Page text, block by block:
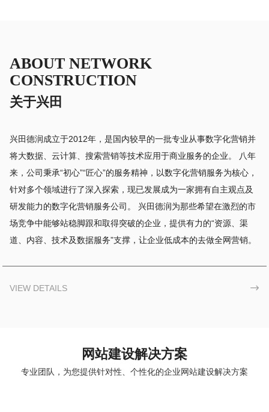
ABOUT NETWORK
CONSTRUCTION
关于兴田
兴田德润成立于2012年，是国内较早的一批专业从事数字化营销并
将大数据、云计算、搜索营销等技术应用于商业服务的企业。 八年
来，公司秉承“初心”“匠心”的服务精神，以数字化营销服务为核心，
针对多个领域进行了深入探索，现已发展成为一家拥有自主观点及
研发能力的数字化营销服务公司。 兴田德润为那些希望在激烈的市
场竞争中能够站稳脚跟和取得突破的企业，提供有力的“资源、渠
道、内容、技术及数据服务”支撑，让企业低成本的去做全网营销。
VIEW DETAILS 
网站建设解决方案
专业团队，为您提供针对性、个性化的企业网站建设解决方案